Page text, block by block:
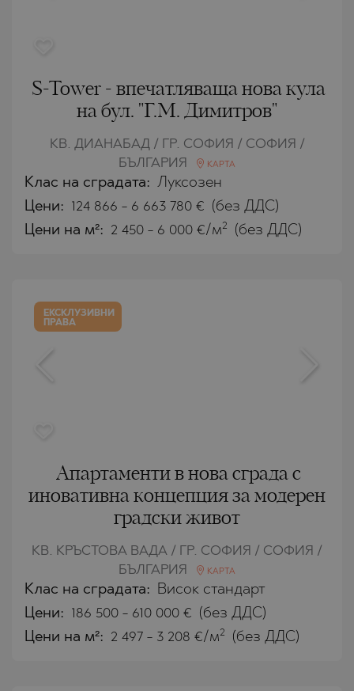
S-Tower - впечатляваща нова кула
на бул. "Г.М. Димитров"
КВ. ДИАНАБАД / ГР. СОФИЯ / СОФИЯ /
БЪЛГАРИЯ
КАРТА
Клас на сградата: Луксозен
Цени: 124 866 - 6 663 780 € (без ДДС)
Цени на м²: 2 450 - 6 000 €/м2 (без ДДС)
ЕКСКЛУЗИВНИ
ПРАВА
Апартаменти в нова сграда с
иновативна концепция за модерен
градски живот
КВ. КРЪСТОВА ВАДА / ГР. СОФИЯ / СОФИЯ /
БЪЛГАРИЯ
КАРТА
Клас на сградата: Висок стандарт
Цени: 186 500 - 610 000 € (без ДДС)
Цени на м²: 2 497 - 3 208 €/м2 (без ДДС)